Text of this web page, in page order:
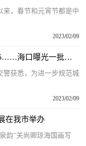
来，春节和元宵节都是中
2023/02/09
【世界热闻】琼AUZ637、琼AD2V56……海口曝光一批车辆！有你的车吗？
警获悉，为进一步规范城
2023/02/09
在我市举办
韵”关尚卿琼海国画写